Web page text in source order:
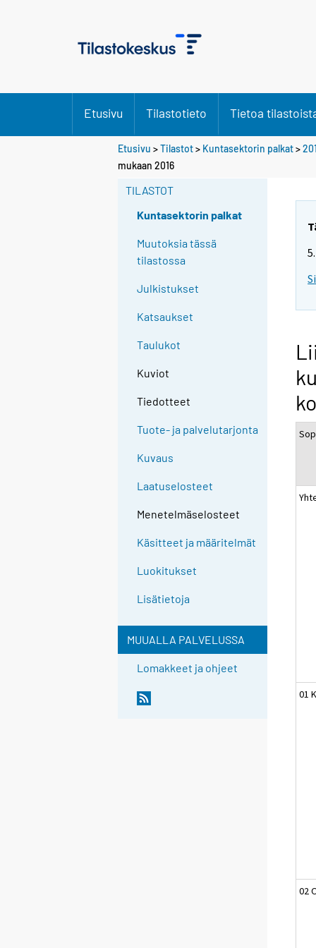
Etusivu Tilastotieto Tietoa
Etusivu >Tilastot> Kuntasektorin palkat>
mukaan 2016
TILASTOT
Kuntasektorin palkat
Muutoksia tässä
tilastossa
Julkistukset
Katsaukset
Taulukot
Kuviot
Tiedotteet
Tuote- ja palvelutarjonta
Kuvaus
Laatuselosteet
Menetelmäselosteet
Käsitteet ja määritelmät
Luokitukset
Lisätietoja
MUUALLA PALVELUSSA
Lomakkeet ja ohjeet
01
02